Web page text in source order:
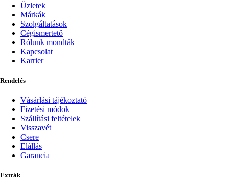
Üzletek
Márkák
Szolgáltatások
Cégismertető
Rólunk mondták
Kapcsolat
Karrier
Rendelés
Vásárlási tájékoztató
Fizetési módok
Szállítási feltételek
Visszavét
Csere
Elállás
Garancia
Extrák